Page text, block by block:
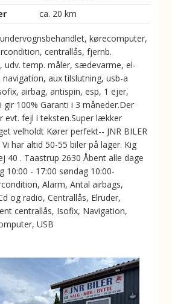
ca. 20 km
kørecomputer,
centrallås, fjernb.
udv. temp. måler, sædevarme, el-
aux tilslutning, usb-a
airbag, antispin, esp, 1 ejer,
gir 100% Garanti i 3 måneder.Der
evt. fejl i teksten.Super lækker
velholdt Kører perfekt-- JNR BILER
har altid 50-55 biler på lager. Kig
40 . Taastrup 2630 Åbent alle dage
10:00 - 17:00 søndag 10:00-
Alarm, Antal airbags,
og radio, Centrallås, Elruder,
centrallås, Isofix, Navigation,
USB